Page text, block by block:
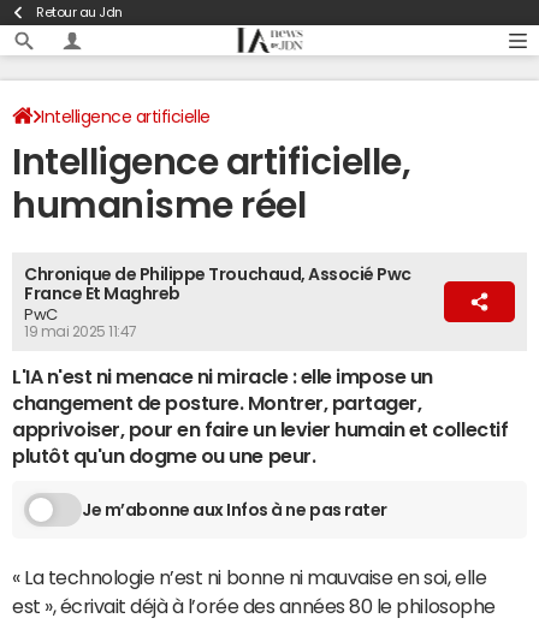
Retour au Jdn
Intelligence artificielle
Intelligence artificielle,
humanisme réel
Chronique de Philippe Trouchaud, Associé Pwc
France Et Maghreb
PwC
19 mai 2025 11:47
L'IA n'est ni menace ni miracle : elle impose un
changement de posture. Montrer, partager,
apprivoiser, pour en faire un levier humain et collectif
plutôt qu'un dogme ou une peur.
Je m’abonne aux Infos à ne pas rater
« La technologie n’est ni bonne ni mauvaise en soi, elle
est », écrivait déjà à l’orée des années 80 le philosophe